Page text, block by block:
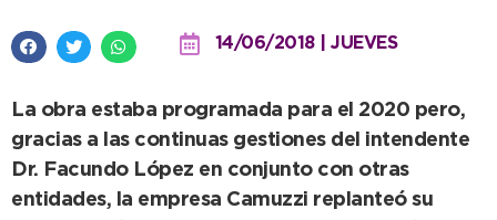
14/06/2018 | JUEVES
La obra estaba programada para el 2020 pero,
gracias a las continuas gestiones del intendente
Dr. Facundo López en conjunto con otras
entidades, la empresa Camuzzi replanteó su